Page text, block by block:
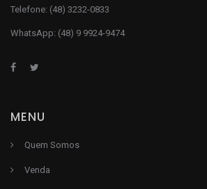
Telefone: (48) 3232-0833
WhatsApp: (48) 9 9924-9474
MENU
Quem Somos
Venda